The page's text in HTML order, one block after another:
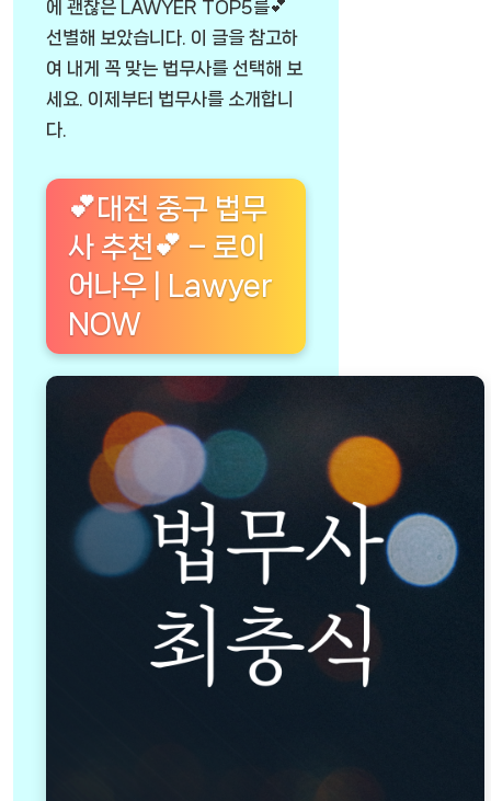
에 괜찮은 LAWYER TOP5를💕
선별해 보았습니다. 이 글을 참고하
여 내게 꼭 맞는 법무사를 선택해 보
세요. 이제부터 법무사를 소개합니
다.
💕대전 중구 법무
사 추천💕 – 로이
어나우 | Lawyer
NOW